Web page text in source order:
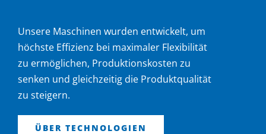
Unsere Maschinen wurden entwickelt, um
höchste Effizienz bei maximaler Flexibilität
zu ermöglichen, Produktionskosten zu
senken und gleichzeitig die Produktqualität
zu steigern.
ÜBER TECHNOLOGIEN